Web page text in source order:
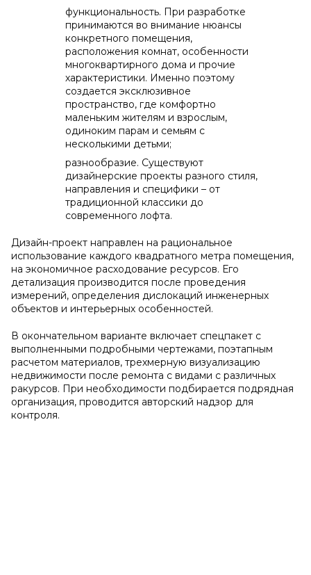
функциональность. При разработке
принимаются во внимание нюансы
конкретного помещения,
расположения комнат, особенности
многоквартирного дома и прочие
характеристики. Именно поэтому
создается эксклюзивное
пространство, где комфортно
маленьким жителям и взрослым,
одиноким парам и семьям с
несколькими детьми;
разнообразие. Существуют
дизайнерские проекты разного стиля,
направления и специфики – от
традиционной классики до
современного лофта.
Дизайн-проект направлен на рациональное
использование каждого квадратного метра помещения,
на экономичное расходование ресурсов. Его
детализация производится после проведения
измерений, определения дислокаций инженерных
объектов и интерьерных особенностей.
В окончательном варианте включает спецпакет с
выполненными подробными чертежами, поэтапным
расчетом материалов, трехмерную визуализацию
недвижимости после ремонта с видами с различных
ракурсов. При необходимости подбирается подрядная
организация, проводится авторский надзор для
контроля.